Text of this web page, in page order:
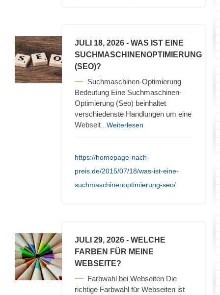
JULI 18, 2026 - WAS IST EINE
SUCHMASCHINENOPTIMIERUNG
(SEO)?
Suchmaschinen-Optimierung
Bedeutung Eine Suchmaschinen-
Optimierung (Seo) beinhaltet
verschiedenste Handlungen um eine
Webseit ...Weiterlesen
https://homepage-nach-
preis.de/2015/07/18/was-ist-eine-
suchmaschinenoptimierung-seo/
JULI 29, 2026 - WELCHE
FARBEN FÜR MEINE
WEBSEITE?
Farbwahl bei Webseiten Die
richtige Farbwahl für Webseiten ist